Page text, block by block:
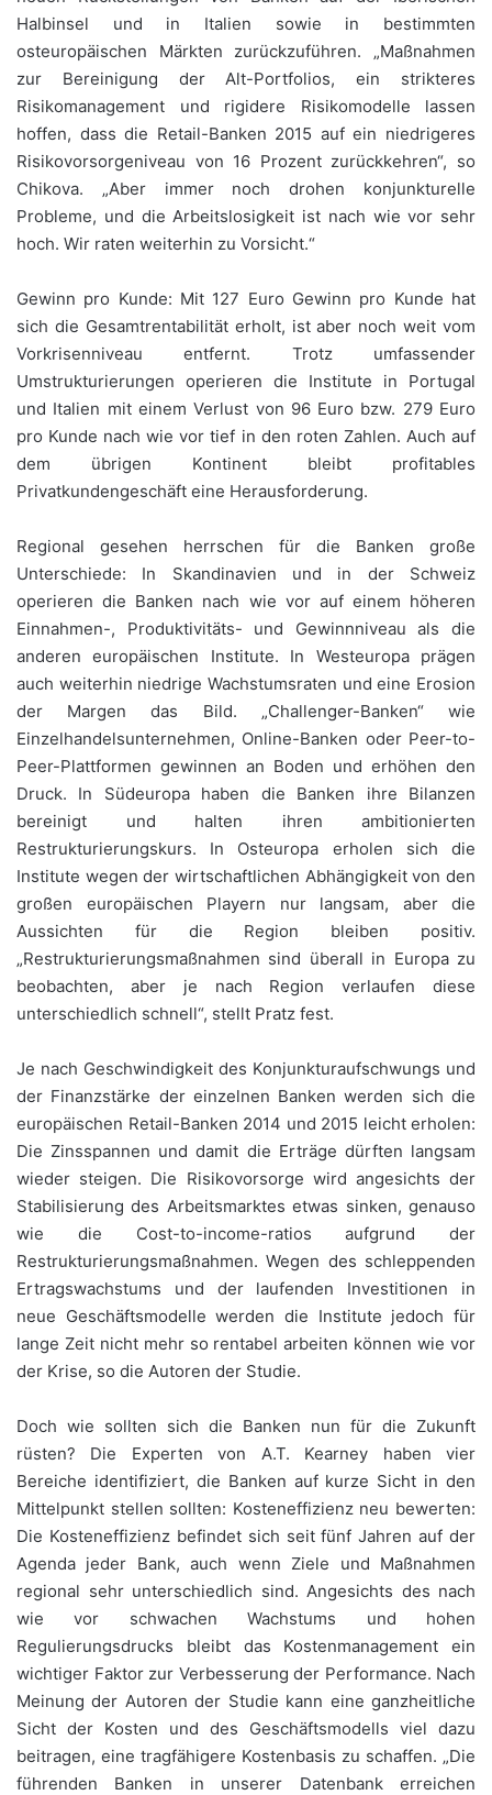
Halbinsel und in Italien sowie in bestimmten
osteuropäischen Märkten zurückzuführen. „Maßnahmen
zur Bereinigung der Alt-Portfolios, ein strikteres
Risikomanagement und rigidere Risikomodelle lassen
hoffen, dass die Retail-Banken 2015 auf ein niedrigeres
Risikovorsorgeniveau von 16 Prozent zurückkehren“, so
Chikova. „Aber immer noch drohen konjunkturelle
Probleme, und die Arbeitslosigkeit ist nach wie vor sehr
hoch. Wir raten weiterhin zu Vorsicht.“
Gewinn pro Kunde: Mit 127 Euro Gewinn pro Kunde hat
sich die Gesamtrentabilität erholt, ist aber noch weit vom
Vorkrisenniveau entfernt. Trotz umfassender
Umstrukturierungen operieren die Institute in Portugal
und Italien mit einem Verlust von 96 Euro bzw. 279 Euro
pro Kunde nach wie vor tief in den roten Zahlen. Auch auf
dem übrigen Kontinent bleibt profitables
Privatkundengeschäft eine Herausforderung.
Regional gesehen herrschen für die Banken große
Unterschiede: In Skandinavien und in der Schweiz
operieren die Banken nach wie vor auf einem höheren
Einnahmen-, Produktivitäts- und Gewinnniveau als die
anderen europäischen Institute. In Westeuropa prägen
auch weiterhin niedrige Wachstumsraten und eine Erosion
der Margen das Bild. „Challenger-Banken“ wie
Einzelhandelsunternehmen, Online-Banken oder Peer-to-
Peer-Plattformen gewinnen an Boden und erhöhen den
Druck. In Südeuropa haben die Banken ihre Bilanzen
bereinigt und halten ihren ambitionierten
Restrukturierungskurs. In Osteuropa erholen sich die
Institute wegen der wirtschaftlichen Abhängigkeit von den
großen europäischen Playern nur langsam, aber die
Aussichten für die Region bleiben positiv.
„Restrukturierungsmaßnahmen sind überall in Europa zu
beobachten, aber je nach Region verlaufen diese
unterschiedlich schnell“, stellt Pratz fest.
Je nach Geschwindigkeit des Konjunkturaufschwungs und
der Finanzstärke der einzelnen Banken werden sich die
europäischen Retail-Banken 2014 und 2015 leicht erholen:
Die Zinsspannen und damit die Erträge dürften langsam
wieder steigen. Die Risikovorsorge wird angesichts der
Stabilisierung des Arbeitsmarktes etwas sinken, genauso
wie die Cost-to-income-ratios aufgrund der
Restrukturierungsmaßnahmen. Wegen des schleppenden
Ertragswachstums und der laufenden Investitionen in
neue Geschäftsmodelle werden die Institute jedoch für
lange Zeit nicht mehr so rentabel arbeiten können wie vor
der Krise, so die Autoren der Studie.
Doch wie sollten sich die Banken nun für die Zukunft
rüsten? Die Experten von A.T. Kearney haben vier
Bereiche identifiziert, die Banken auf kurze Sicht in den
Mittelpunkt stellen sollten: Kosteneffizienz neu bewerten:
Die Kosteneffizienz befindet sich seit fünf Jahren auf der
Agenda jeder Bank, auch wenn Ziele und Maßnahmen
regional sehr unterschiedlich sind. Angesichts des nach
wie vor schwachen Wachstums und hohen
Regulierungsdrucks bleibt das Kostenmanagement ein
wichtiger Faktor zur Verbesserung der Performance. Nach
Meinung der Autoren der Studie kann eine ganzheitliche
Sicht der Kosten und des Geschäftsmodells viel dazu
beitragen, eine tragfähigere Kostenbasis zu schaffen. „Die
führenden Banken in unserer Datenbank erreichen